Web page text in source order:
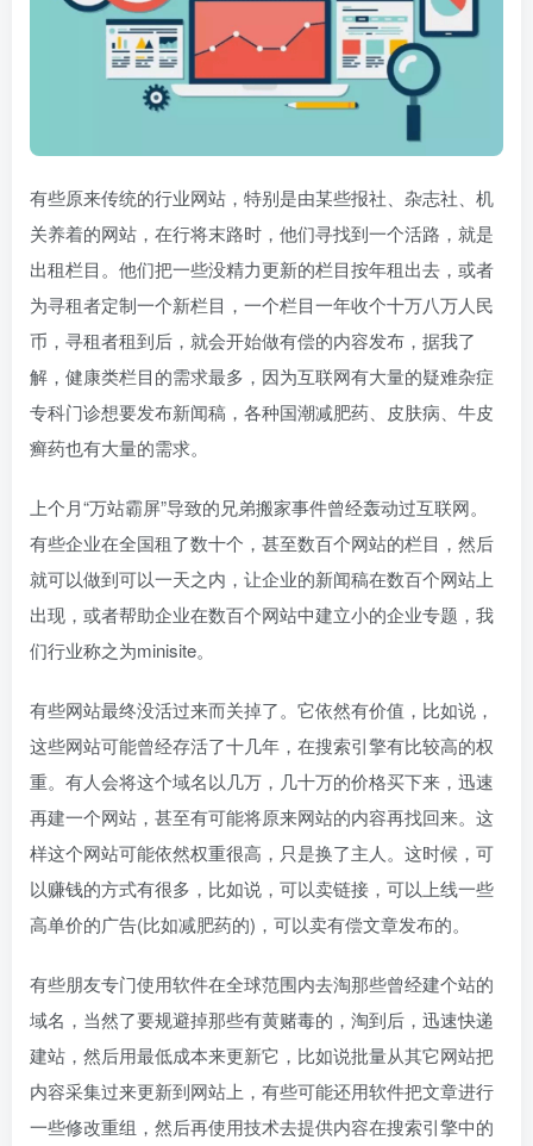
有些原来传统的行业网站，特别是由某些报社、杂志社、机
关养着的网站，在行将末路时，他们寻找到一个活路，就是
出租栏目。他们把一些没精力更新的栏目按年租出去，或者
为寻租者定制一个新栏目，一个栏目一年收个十万八万人民
币，寻租者租到后，就会开始做有偿的内容发布，据我了
解，健康类栏目的需求最多，因为互联网有大量的疑难杂症
专科门诊想要发布新闻稿，各种国潮减肥药、皮肤病、牛皮
癣药也有大量的需求。
上个月“万站霸屏”导致的兄弟搬家事件曾经轰动过互联网。
有些企业在全国租了数十个，甚至数百个网站的栏目，然后
就可以做到可以一天之内，让企业的新闻稿在数百个网站上
出现，或者帮助企业在数百个网站中建立小的企业专题，我
们行业称之为minisite。
有些网站最终没活过来而关掉了。它依然有价值，比如说，
这些网站可能曾经存活了十几年，在搜索引擎有比较高的权
重。有人会将这个域名以几万，几十万的价格买下来，迅速
再建一个网站，甚至有可能将原来网站的内容再找回来。这
样这个网站可能依然权重很高，只是换了主人。这时候，可
以赚钱的方式有很多，比如说，可以卖链接，可以上线一些
高单价的广告(比如减肥药的)，可以卖有偿文章发布的。
有些朋友专门使用软件在全球范围内去淘那些曾经建个站的
域名，当然了要规避掉那些有黄赌毒的，淘到后，迅速快递
建站，然后用最低成本来更新它，比如说批量从其它网站把
内容采集过来更新到网站上，有些可能还用软件把文章进行
一些修改重组，然后再使用技术去提供内容在搜索引擎中的